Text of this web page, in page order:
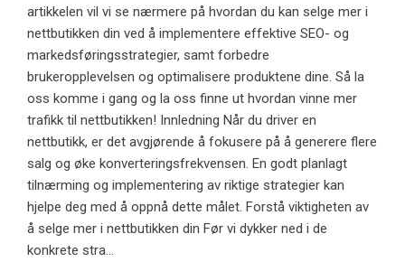
artikkelen vil vi se nærmere på hvordan du kan selge mer i
nettbutikken din ved å implementere effektive SEO- og
markedsføringsstrategier, samt forbedre
brukeropplevelsen og optimalisere produktene dine. Så la
oss komme i gang og la oss finne ut hvordan vinne mer
trafikk til nettbutikken! Innledning Når du driver en
nettbutikk, er det avgjørende å fokusere på å generere flere
salg og øke konverteringsfrekvensen. En godt planlagt
tilnærming og implementering av riktige strategier kan
hjelpe deg med å oppnå dette målet. Forstå viktigheten av
å selge mer i nettbutikken din Før vi dykker ned i de
konkrete stra...